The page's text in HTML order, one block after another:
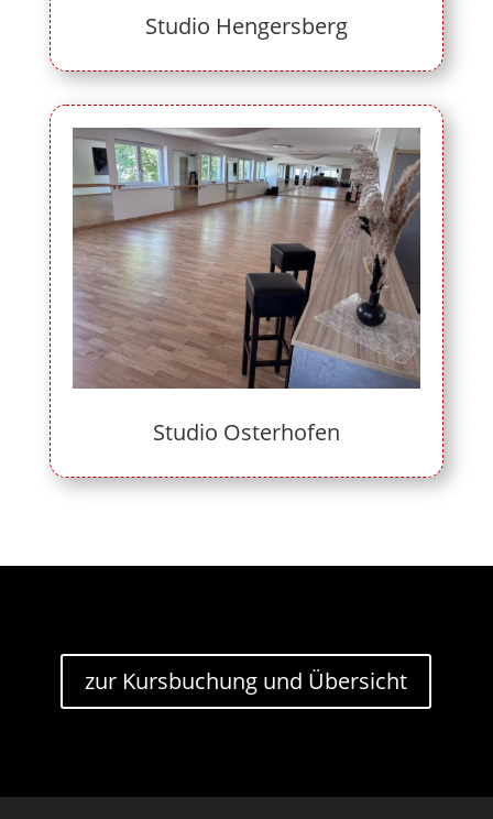
Studio Hengersberg
Studio Osterhofen
zur Kursbuchung und Übersicht